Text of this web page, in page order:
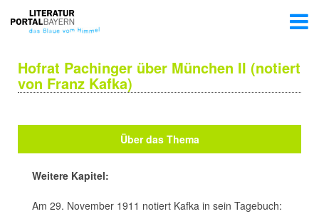
Hofrat Pachinger über München II (notiert
von Franz Kafka)
Über das Thema
Weitere Kapitel:
Am 29. November 1911 notiert Kafka in sein Tagebuch: